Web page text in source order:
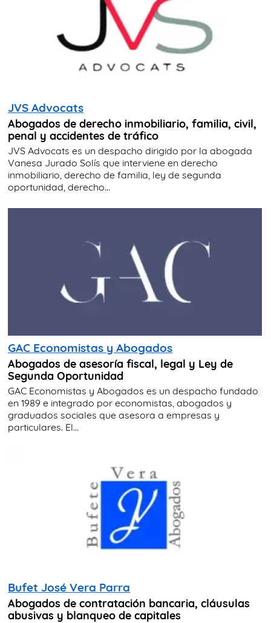
JVS Advocats
Abogados de derecho inmobiliario, familia, civil,
penal y accidentes de tráfico
JVS Advocats es un despacho dirigido por la abogada
Vanesa Jurado Solís que interviene en derecho
inmobiliario, derecho de familia, ley de segunda
oportunidad, derecho...
GAC Economistas y Abogados
Abogados de asesoría fiscal, legal y Ley de
Segunda Oportunidad
GAC Economistas y Abogados es un despacho fundado
en 1989 e integrado por economistas, abogados y
graduados sociales que asesora a empresas y
particulares. El...
Bufet José Vera Parra
Abogados de contratación bancaria, cláusulas
abusivas y blanqueo de capitales